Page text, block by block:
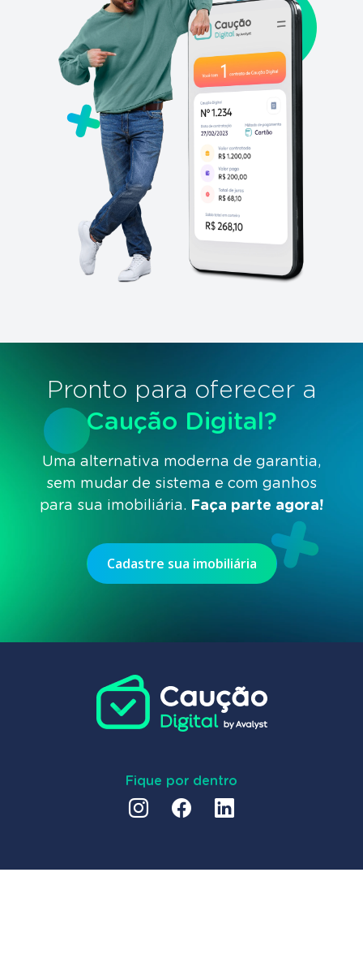
Pronto para oferecer a
Caução Digital?
Uma alternativa moderna de garantia,
sem mudar de sistema e com ganhos
para sua imobiliária. Faça parte agora!
Cadastre sua imobiliária
Fique por dentro